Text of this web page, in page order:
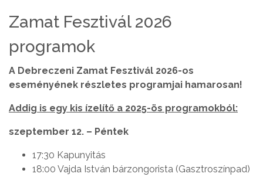
Zamat Fesztivál 2026
programok
A Debreczeni Zamat Fesztivál 2026-os
eseményének részletes programjai hamarosan!
Addig is egy kis ízelítő a 2025-ös programokból:
szeptember 12. – Péntek
17:30 Kapunyitás
18:00 Vajda István bárzongorista (Gasztroszínpad)